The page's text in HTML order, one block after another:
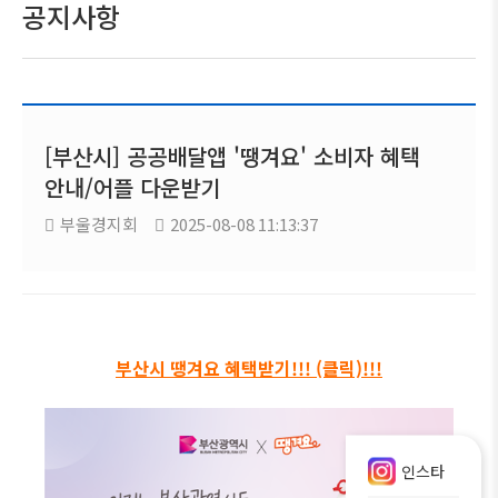
공지사항
[부산시] 공공배달앱 '땡겨요' 소비자 혜택
안내/어플 다운받기
부울경지회 2025-08-08 11:13:37
부산시 땡겨요 혜택받기!!! (클릭)!!!
인스타